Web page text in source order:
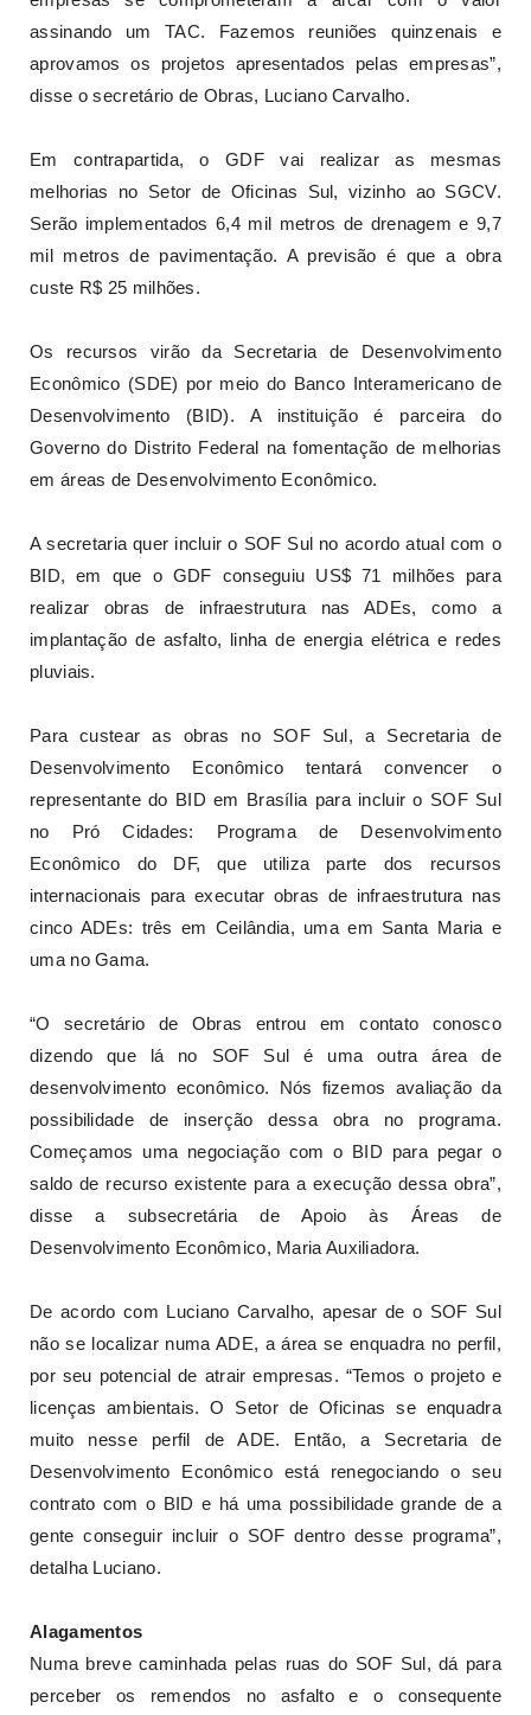
assinando um TAC. Fazemos reuniões quinzenais e
aprovamos os projetos apresentados pelas empresas”,
disse o secretário de Obras, Luciano Carvalho.
Em contrapartida, o GDF vai realizar as mesmas
melhorias no Setor de Oficinas Sul, vizinho ao SGCV.
Serão implementados 6,4 mil metros de drenagem e 9,7
mil metros de pavimentação. A previsão é que a obra
custe R$ 25 milhões.
Os recursos virão da Secretaria de Desenvolvimento
Econômico (SDE) por meio do Banco Interamericano de
Desenvolvimento (BID). A instituição é parceira do
Governo do Distrito Federal na fomentação de melhorias
em áreas de Desenvolvimento Econômico.
A secretaria quer incluir o SOF Sul no acordo atual com o
BID, em que o GDF conseguiu US$ 71 milhões para
realizar obras de infraestrutura nas ADEs, como a
implantação de asfalto, linha de energia elétrica e redes
pluviais.
Para custear as obras no SOF Sul, a Secretaria de
Desenvolvimento Econômico tentará convencer o
representante do BID em Brasília para incluir o SOF Sul
no Pró Cidades: Programa de Desenvolvimento
Econômico do DF, que utiliza parte dos recursos
internacionais para executar obras de infraestrutura nas
cinco ADEs: três em Ceilândia, uma em Santa Maria e
uma no Gama.
“O secretário de Obras entrou em contato conosco
dizendo que lá no SOF Sul é uma outra área de
desenvolvimento econômico. Nós fizemos avaliação da
possibilidade de inserção dessa obra no programa.
Começamos uma negociação com o BID para pegar o
saldo de recurso existente para a execução dessa obra”,
disse a subsecretária de Apoio às Áreas de
Desenvolvimento Econômico, Maria Auxiliadora.
De acordo com Luciano Carvalho, apesar de o SOF Sul
não se localizar numa ADE, a área se enquadra no perfil,
por seu potencial de atrair empresas. “Temos o projeto e
licenças ambientais. O Setor de Oficinas se enquadra
muito nesse perfil de ADE. Então, a Secretaria de
Desenvolvimento Econômico está renegociando o seu
contrato com o BID e há uma possibilidade grande de a
gente conseguir incluir o SOF dentro desse programa”,
detalha Luciano.
Alagamentos
Numa breve caminhada pelas ruas do SOF Sul, dá para
perceber os remendos no asfalto e o consequente